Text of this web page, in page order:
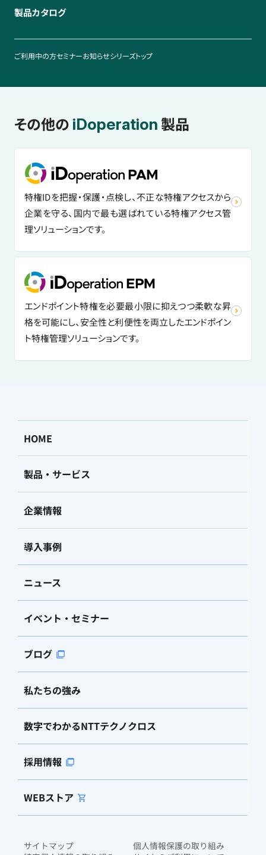
製品カタログ
ご利用中の方セミナーお知らせシリーズトップ
その他の iDoperation 製品
特権IDを把握・保護・点検し、不正な特権アクセスから
企業を守る、国内で最も選ばれている特権アクセス管
理ソリューションです。
エンドポイント特権を必要最小限に抑えつつ柔軟な昇
格を可能にし、安全性と利便性を両立したエンドポイン
ト特権管理ソリューションです。
HOME
製品・サービス
企業情報
導入事例
ニュース
イベント・セミナー
ブログ
私たちの強み
数字でわかるNTTテクノクロス
採用情報
WEBストア
サイトマップ
個人情報保護の取り組み